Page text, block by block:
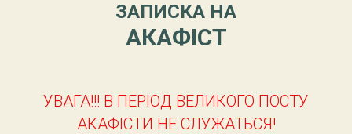
ЗАПИСКА НА
АКАФІСТ
УВАГА!!! В ПЕРІОД ВЕЛИКОГО ПОСТУ
АКАФІСТИ НЕ СЛУЖАТЬСЯ!